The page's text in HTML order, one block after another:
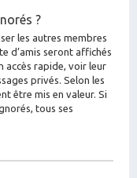
?
les autres membres
d’amis seront affichés
accès rapide, voir leur
privés. Selon les
être mis en valeur. Si
tous ses